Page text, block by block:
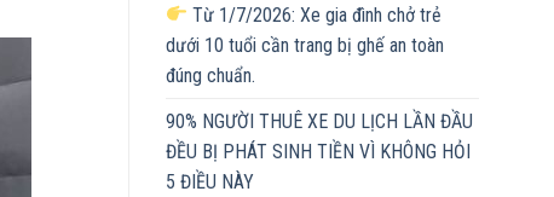
Từ 1/7/2026: Xe gia đình chở trẻ
dưới 10 tuổi cần trang bị ghế an toàn
đúng chuẩn.
90% NGƯỜI THUÊ XE DU LỊCH LẦN ĐẦU
ĐỀU BỊ PHÁT SINH TIỀN VÌ KHÔNG HỎI
5 ĐIỀU NÀY